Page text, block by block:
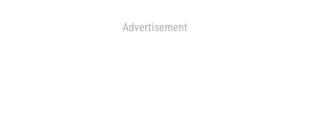
Advertisement